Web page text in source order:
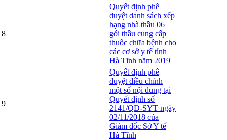
8
Quyết định phê
duyệt danh sách xếp
hạng nhà thầu 06
gói thầu cung cấp
thuốc chữa bệnh cho
các cơ sở y tế tỉnh
Hà Tĩnh năm 2019
9
Quyết định phê
duyệt điều chỉnh
một số nội dung tại
Quyết định số
2141/QĐ-SYT ngày
02/11/2018 của
Giám đốc Sở Y tế
Hà Tĩnh